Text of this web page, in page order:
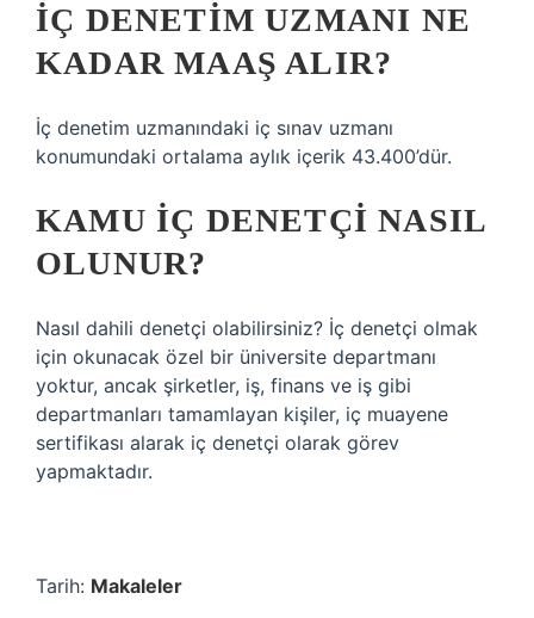
İÇ DENETIM UZMANI NE
KADAR MAAŞ ALIR?
İç denetim uzmanındaki iç sınav uzmanı
konumundaki ortalama aylık içerik 43.400’dür.
KAMU IÇ DENETÇI NASIL
OLUNUR?
Nasıl dahili denetçi olabilirsiniz? İç denetçi olmak
için okunacak özel bir üniversite departmanı
yoktur, ancak şirketler, iş, finans ve iş gibi
departmanları tamamlayan kişiler, iç muayene
sertifikası alarak iç denetçi olarak görev
yapmaktadır.
Tarih: Makaleler